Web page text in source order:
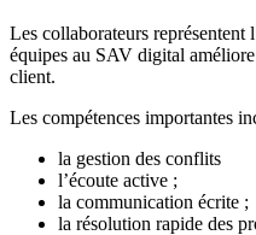
Les collaborateurs représentent
équipes au SAV digital
client.
Les compétences importantes
la gestion des conflits
l’écoute active ;
la communication écrite ;
la résolution rapide des